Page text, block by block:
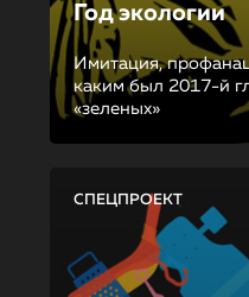
Год экологии
Имитация,
каким был 2017-й
«зеленых»
СПЕЦПРОЕКТ